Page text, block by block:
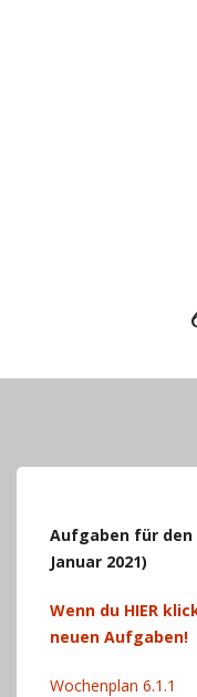
Aufgaben für
Januar 2021)
Wenn du HIER
neuen Aufgaben!
Wochenplan 6.1.1